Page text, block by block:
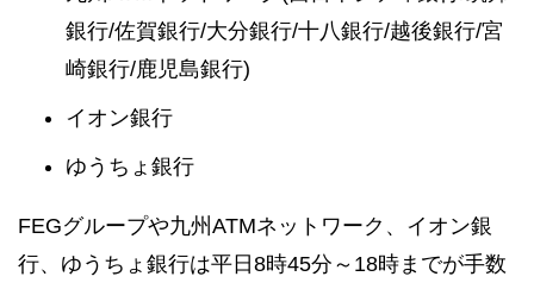
銀行/佐賀銀行/大分銀行/十八銀行/越後銀行/宮
崎銀行/鹿児島銀行)
イオン銀行
ゆうちょ銀行
FEGグループや九州ATMネットワーク、イオン銀
行、ゆうちょ銀行は平日8時45分～18時までが手数